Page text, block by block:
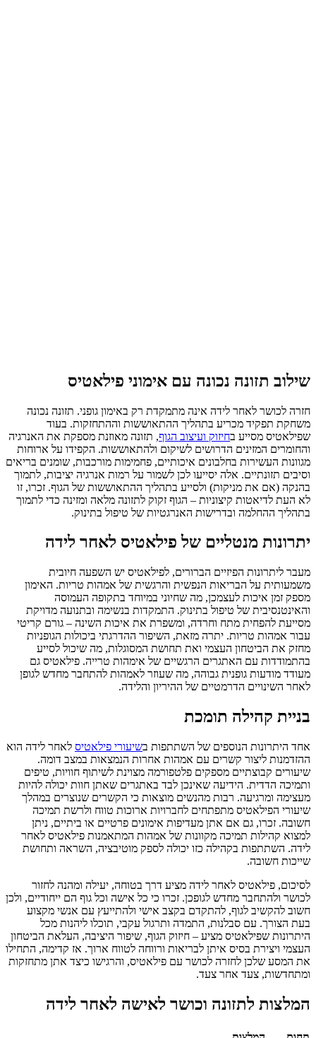
שילוב תזונה נכונה עם אימוני פילאטיס
חזרה לכושר לאחר לידה אינה מתמקדת רק באימון גופני. תזונה נכונה
משחקת תפקיד מכריע בתהליך ההתאוששות וההתחזקות. בעוד
שפילאטיס מסייע בחיזוק ועיצוב הגוף, תזונה מאוזנת מספקת את האנרגיה
והחומרים המזינים הדרושים לשיקום ולהתאוששות. הקפידו על ארוחות
מגוונות העשירות בחלבונים איכותיים, פחמימות מורכבות, שומנים בריאים
וסיבים תזונתיים. אלה יסייעו לכן לשמור על רמות אנרגיה יציבות, לתמוך
בהנקה (אם את מניקות) ולסייע בתהליך ההתאוששות של הגוף. זכרו, זו
לא העת לדיאטות קיצוניות – הגוף זקוק לתזונה מלאה ומזינה כדי לתמוך
בתהליך ההחלמה ובדרישות האנרגטיות של טיפול בתינוק.
יתרונות מנטליים של פילאטיס לאחר לידה
מעבר ליתרונות הפיזיים הברורים, לפילאטיס יש השפעה חיובית
משמעותית על הבריאות הנפשית והרגשית של אמהות טריות. האימון
מספק זמן איכות לעצמכן, מה שחיוני במיוחד בתקופה העמוסה
והאינטנסיבית של טיפול בתינוק. התמקדות בנשימה ובתנועה מדויקת
מסייעת להפחית מתח וחרדה, ומשפרת את איכות השינה – גורם קריטי
עבור אמהות טריות. יתרה מזאת, השיפור ההדרגתי ביכולות הגופניות
מחזק את הביטחון העצמי ואת תחושת המסוגלות, מה שיכול לסייע
בהתמודדות עם האתגרים הרגשיים של אימהות טרייה. פילאטיס גם
מעודד מודעות גופנית גבוהה, מה שעוזר לאמהות להתחבר מחדש לגופן
לאחר השינויים הדרמטיים של ההיריון והלידה.
בניית קהילה תומכת
אחד היתרונות הנוספים של השתתפות בשיעורי פילאטיס לאחר לידה הוא
ההזדמנות ליצור קשרים עם אמהות אחרות הנמצאות במצב דומה.
שיעורים קבוצתיים מספקים פלטפורמה מצוינת לשיתוף חוויות, טיפים
ותמיכה הדדית. הידיעה שאינכן לבד באתגרים שאתן חוות יכולה להיות
מעצימה ומרגיעה. רבות מהנשים מוצאות כי הקשרים שנוצרים במהלך
שיעורי הפילאטיס מתפתחים לחברויות ארוכות טווח ולרשת תמיכה
חשובה. זכרו, גם אם אתן מעדיפות אימונים פרטיים או ביתיים, ניתן
למצוא קהילות תמיכה מקוונות של אמהות המתאמנות פילאטיס לאחר
לידה. השתתפות בקהילה כזו יכולה לספק מוטיבציה, השראה ותחושת
שייכות חשובה.
לסיכום, פילאטיס לאחר לידה מציע דרך בטוחה, יעילה ומהנה לחזור
לכושר ולהתחבר מחדש לגופכן. זכרו כי כל אישה וכל גוף הם ייחודיים, ולכן
חשוב להקשיב לגוף, להתקדם בקצב אישי ולהתייעץ עם אנשי מקצוע
בעת הצורך. עם סבלנות, התמדה ותרגול עקבי, תוכלו ליהנות מכל
היתרונות שפילאטיס מציע – חיזוק הגוף, שיפור היציבה, העלאת הביטחון
העצמי ויצירת בסיס איתן לבריאות ורווחה לטווח ארוך. אז קדימה, התחילו
את המסע שלכן לחזרה לכושר עם פילאטיס, והרגישו כיצד אתן מתחזקות
ומתחדשות, צעד אחר צעד.
המלצות לתזונה וכושר לאישה לאחר לידה